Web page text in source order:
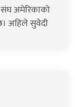
अमेरिकाको
अहिले सुवेदी